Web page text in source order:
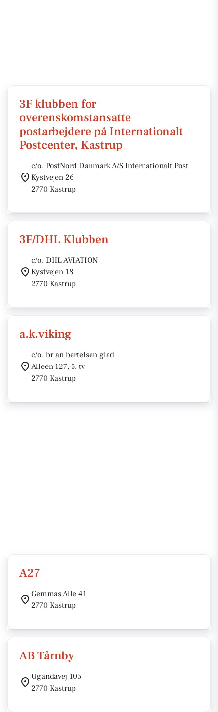
3F klubben for
overenskomstansatte
postarbejdere på Internationalt
Postcenter, Kastrup
c/o. PostNord Danmark A/S Internationalt Post
Kystvejen 26
2770 Kastrup
3F/DHL Klubben
c/o. DHL AVIATION
Kystvejen 18
2770 Kastrup
a.k.viking
c/o. brian bertelsen glad
Alleen 127, 5. tv
2770 Kastrup
A27
Gemmas Alle 41
2770 Kastrup
AB Tårnby
Ugandavej 105
2770 Kastrup